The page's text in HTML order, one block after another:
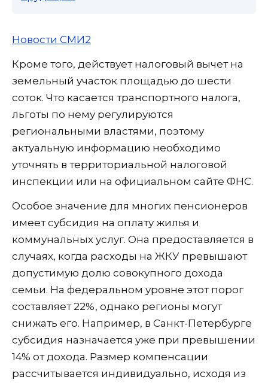
Новости СМИ2
Кроме того, действует налоговый вычет на
земельный участок площадью до шести
соток. Что касается транспортного налога,
льготы по нему регулируются
региональными властями, поэтому
актуальную информацию необходимо
уточнять в территориальной налоговой
инспекции или на официальном сайте ФНС.
Особое значение для многих пенсионеров
имеет субсидия на оплату жилья и
коммунальных услуг. Она предоставляется в
случаях, когда расходы на ЖКУ превышают
допустимую долю совокупного дохода
семьи. На федеральном уровне этот порог
составляет 22%, однако регионы могут
снижать его. Например, в Санкт-Петербурге
субсидия назначается уже при превышении
14% от дохода. Размер компенсации
рассчитывается индивидуально, исходя из